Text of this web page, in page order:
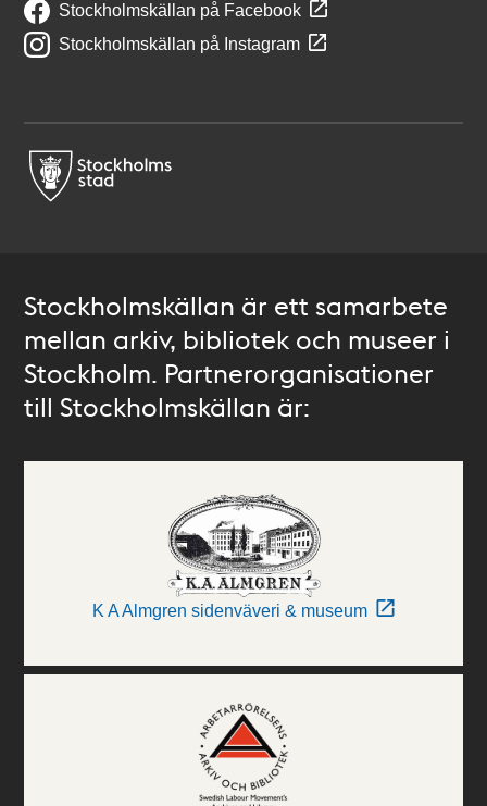
Stockholmskällan på Facebook
Stockholmskällan på Instagram
Stockholmskällan är ett samarbete
mellan arkiv, bibliotek och museer i
Stockholm. Partnerorganisationer
till Stockholmskällan är:
K A Almgren sidenväveri & museum